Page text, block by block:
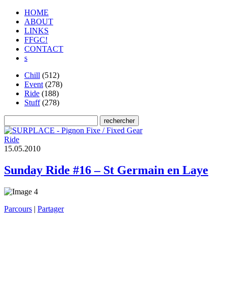
HOME
ABOUT
LINKS
FFGC!
CONTACT
s
Chill (512)
Event (278)
Ride (188)
Stuff(278)
Ride
1 5.05.2010
Sunday Ride #16 – St Germain en Laye
Parcours | Partager